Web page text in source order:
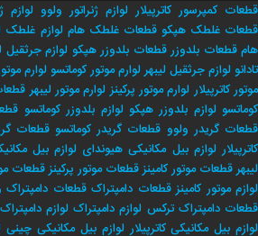
قطعات کمپرسور کاترپیلار لوازم ژنراتور ولوو لوازم
قطعات غلطک هپکو قطعات غلطک هام لوازم غلطک
هام قطعات بلدوزر قطعات بلدوزر هپکو لوازم جرثقیل
تادانو لوازم جرثقیل لیبهر لوارم موتور کوماتسو لوارم
موتور کاترپیلار لوارم موتور پرکینز لوارم موتور لیبهر
کوماتسو لوازم بلدوزر هپکو لوازم بلدوزر کوماتسو
قطعات گریدر ولوو قطعات گریدر کوماتسو قطعات
کاترپیلار لوازم بیل مکانیکی هیوندای لوازم بیل
لیبهرقطعات موتور کامینزقطعات موتور پرکینزقطعات
لوازم موتور کامینز قطعات دامپتراک قطعات دامپتراک
قطعات دامپتراک ترکس لوازم دامپتراک لوازم
لوازم بیل مکانیکی کاترپیلار لوازم بیل مکانیکی چینی